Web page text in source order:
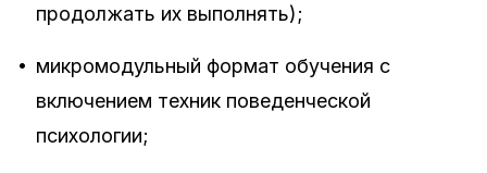
продолжать их выполнять);
• микромодульный формат обучения с
включением техник поведенческой
психологии;